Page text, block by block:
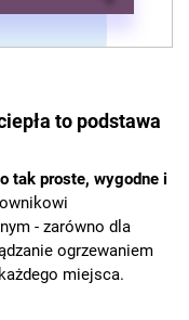
to podstawa
tak proste, wygodne i
- zarówno dla
ogrzewaniem
miejsca.